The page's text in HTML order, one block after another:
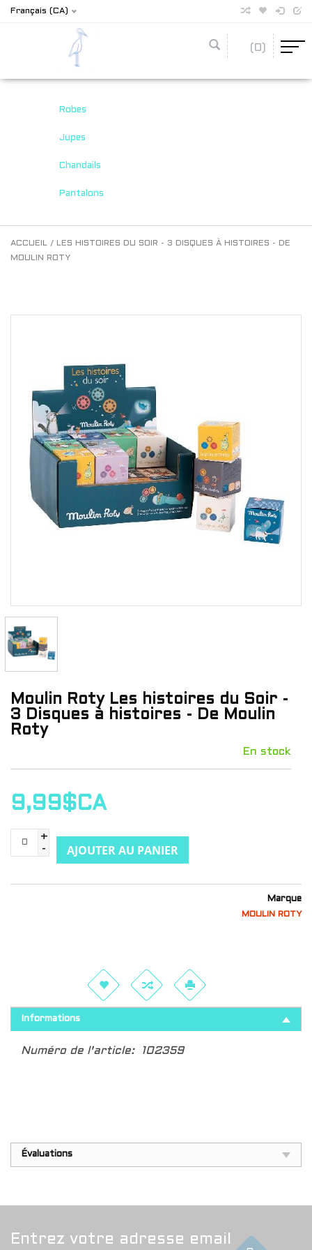
Français (CA)
(0)
Robes
Jupes
Chandails
Pantalons
ACCUEIL / LES HISTOIRES DU SOIR - 3 DISQUES À HISTOIRES - DE
MOULIN ROTY
Moulin Roty Les histoires du Soir -
3 Disques à histoires - De Moulin
Roty
En stock
9,99$CA
+
-
AJOUTER AU PANIER
Marque
MOULIN ROTY
Informations
Numéro de l'article: 102359
Évaluations